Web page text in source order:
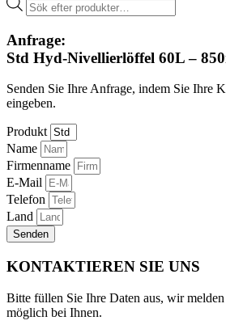
search
Anfrage:
Std Hyd-Nivellierlöffel 60L –
Senden Sie Ihre Anfrage, indem Sie Ihre
eingeben.
Produkt
Name
Firmenname
E-Mail
Telefon
Land
Senden
KONTAKTIEREN SIE UNS
Bitte füllen Sie Ihre Daten aus, wir
möglich bei Ihnen.